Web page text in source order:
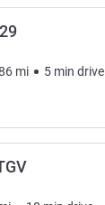
mi 5 min drive